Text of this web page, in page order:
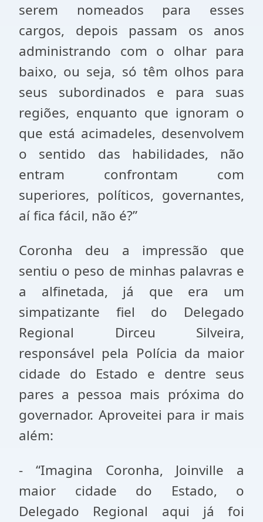
serem nomeados para esses
cargos, depois passam os anos
administrando com o olhar para
baixo, ou seja, só têm olhos para
seus subordinados e para suas
regiões, enquanto que ignoram o
que está acimadeles, desenvolvem
o sentido das habilidades, não
entram confrontam com
superiores, políticos, governantes,
aí fica fácil, não é?”
Coronha deu a impressão que
sentiu o peso de minhas palavras e
a alfinetada, já que era um
simpatizante fiel do Delegado
Regional Dirceu Silveira,
responsável pela Polícia da maior
cidade do Estado e dentre seus
pares a pessoa mais próxima do
governador. Aproveitei para ir mais
além:
- “Imagina Coronha, Joinville a
maior cidade do Estado, o
Delegado Regional aqui já foi